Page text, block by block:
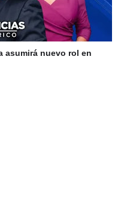
asumirá nuevo rol en